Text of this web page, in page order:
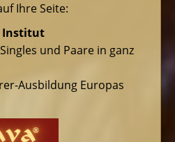
Ihre Seite:
Institut
und Paare in ganz
Ausbildung Europas